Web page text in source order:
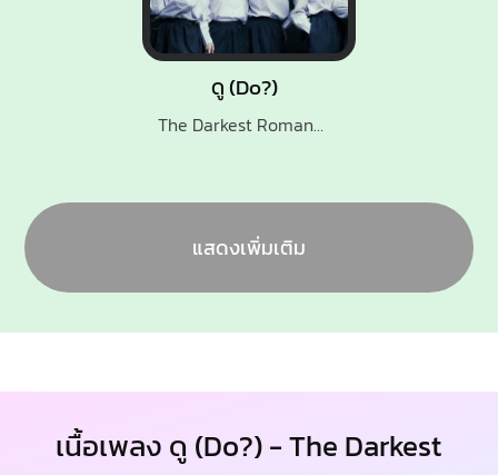
ดู (Do?)
The Darkest Romance
แสดงเพิ่มเติม
เนื้อเพลง ดู (Do?) - The Darkest